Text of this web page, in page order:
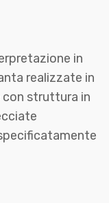
in
realizzate in
struttura in